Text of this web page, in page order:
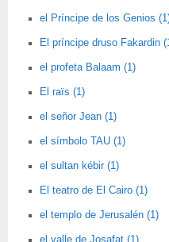
el Príncipe de los Genios
El príncipe druso Fakardin
el profeta Balaam (1)
El raïs (1)
el señor Jean (1)
el símbolo TAU (1)
el sultan kébir (1)
El teatro de El Cairo (1)
el templo de Jerusalén (1)
el valle de Josafat (1)